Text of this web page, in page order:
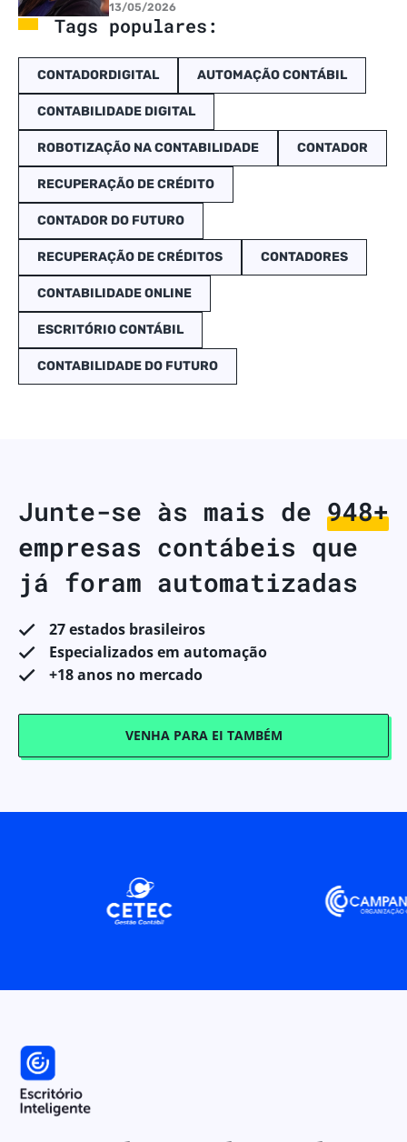
13/05/2026
Tags populares:
CONTADORDIGITAL AUTOMAÇÃO CONTÁBIL
CONTABILIDADE DIGITAL
ROBOTIZAÇÃO NA CONTABILIDADE CONTADOR
RECUPERAÇÃO DE CRÉDITO
CONTADOR DO FUTURO
RECUPERAÇÃO DE CRÉDITOS CONTADORES
CONTABILIDADE ONLINE
ESCRITÓRIO CONTÁBIL
CONTABILIDADE DO FUTURO
Junte-se às mais de 998+
empresas contábeis que
já foram automatizadas
27 estados brasileiros
Especializados em automação
+18 anos no mercado
VENHA PARA EI TAMBÉM